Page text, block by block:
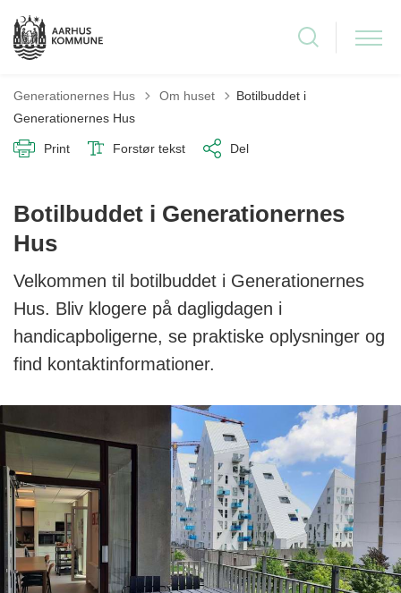
Generationernes Hus Tilbage til
Om huset
Botilbuddet i
Generationernes Hus
Print Forstør tekst Del
Botilbuddet i Generationernes
Hus
Velkommen til botilbuddet i Generationernes
Hus. Bliv klogere på dagligdagen i
handicapboligerne, se praktiske oplysninger og
find kontaktinformationer.